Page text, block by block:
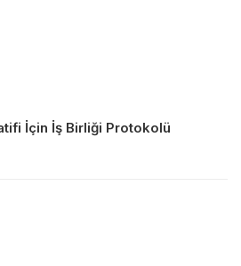
İçin İş Birliği Protokolü